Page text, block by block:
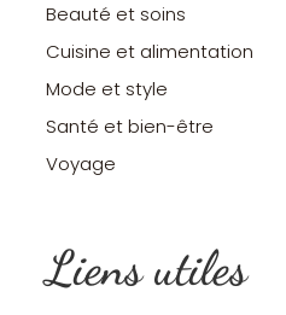
Beauté et soins
Cuisine et alimentation
Mode et style
Santé et bien-être
Voyage
Liens utiles